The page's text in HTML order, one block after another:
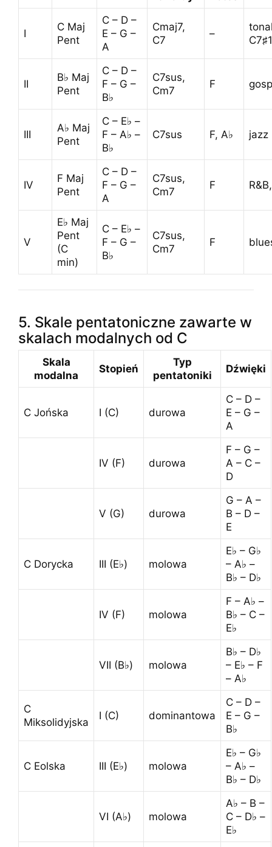
I
C Maj
Pent
C – D –
E – G –
A
Cmaj7,
C7
–
II
B♭ Maj
Pent
C – D –
F – G –
B♭
C7sus,
Cm7
F
III
A♭ Maj
Pent
C – E♭ –
F – A♭ –
B♭
C7sus F, A♭ jazz
IV
F Maj
Pent
C – D –
F – G –
A
C7sus,
Cm7
F
V
E♭ Maj
Pent
(C
min)
C – E♭ –
F – G –
B♭
C7sus,
Cm7
F
5. Skale pentatoniczne zawarte w
skalach modalnych od C
Skala
modalna
Stopień
Typ
pentatoniki
Dźwięki
C Jońska I (C) durowa
C – D –
E – G –
A
IV (F) durowa
F – G –
A – C –
D
V (G) durowa
G – A –
B – D –
E
C Dorycka III (E♭) molowa
E♭ – G♭
– A♭ –
B♭ – D♭
IV (F) molowa
F – A♭ –
B♭ – C –
E♭
VII (B♭) molowa
B♭ – D♭
– E♭ – F
– A♭
C
Miksolidyjska
I (C) dominantowa
C – D –
E – G –
B♭
C Eolska III (E♭) molowa
E♭ – G♭
– A♭ –
B♭ – D♭
VI (A♭) molowa
A♭ – B –
C – D♭ –
E♭